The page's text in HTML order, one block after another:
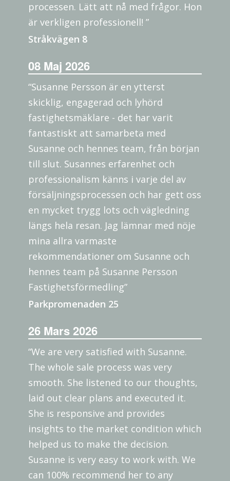
processen. Lätt att nå med frågor. Hon
är verkligen professionell! ”
Stråkvägen 8
08 Maj 2026
“Susanne Persson är en ytterst
skicklig, engagerad och lyhörd
fastighetsmäklare - det har varit
fantastiskt att samarbeta med
Susanne och hennes team, från början
till slut. Susannes erfarenhet och
professionalism känns i varje del av
försäljningsprocessen och har gett oss
en mycket trygg lots och vägledning
längs hela resan. Jag lämnar med nöje
mina allra varmaste
rekommendationer om Susanne och
hennes team på Susanne Persson
Fastighetsförmedling”
Parkpromenaden 25
26 Mars 2026
“We are very satisfied with Susanne.
The whole sale process was very
smooth. She listened to our thoughts,
laid out clear plans and executed it.
She is responsive and provides
insights to the market condition which
helped us to make the decision.
Susanne is very easy to work with. We
can 100% recommend her to any